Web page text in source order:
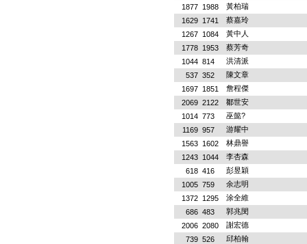
1877
1988
黃柏瑞
1629
1741
蔡嘉玲
1267
1084
黃中人
1778
1953
蔡芳奇
1044 814
洪清派
537 352
陳文章
1697
1851
詹程傑
2069 2122
鄒世安
1014 773
巫懿?
1169 957
游耀中
1563
1602
林鼎譽
1243
1044
李杏森
618 416
彭昱穎
1005 759
余志明
1372
1295
涂全維
686 483
郭兆閔
2006 2080
謝宏德
739 526
邱柏翰